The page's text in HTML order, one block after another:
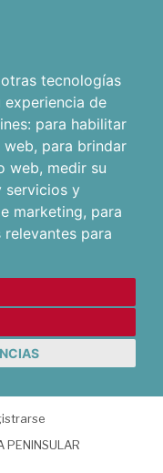
tecnologías
experiencia de
para habilitar
web, para brindar
web, medir su
servicios y
marketing, para
relevantes para
PENINSULAR